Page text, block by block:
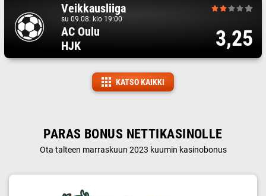
Veikkausliiga
su 09.08. klo 19:00
AC Oulu
HJK
3,25
KATSO KAIKKI
PARAS BONUS NETTIKASINOLLE
Ota talteen marraskuun 2023 kuumin kasinobonus